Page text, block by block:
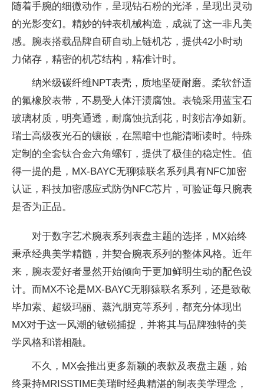
随着手腕的细微动作，呈现钻石粉的光泽，呈现出灵动
的光影变幻。精妙的钟表机械构造，成就了这一非凡美
感。腕表搭载品牌自研自动上链机芯，提供42小时动
力储存，精密的机芯结构，精准计时。
纳米级碳纤维NPT表壳，质地坚硬耐磨。柔软舒适
的氟橡胶表带，不易受人体汗渍腐蚀。表镜采用蓝宝石
玻璃材质，明亮通透，耐腐蚀抗刮花，时刻洁净如新。
瑞士高级夜光石的镶嵌，在黑暗中也能清晰读时。特殊
定制的全套钛合金六角螺钉，提供了极佳的稳定性。值
得一提的是，MX-BAYC无聊猿联名系列具有NFC加密
认证，科技加密感应式防伪NFC芯片，可验证每只腕表
是否为正品。
对于数字艺术腕表系列表盘主题的选择，MX始终
秉承经典美学精髓，并契合腕表系列的整体风格。近年
来，腕表爱好者显然开始倾向于更加鲜明生动的配色设
计。而MX不论是MX-BAYC无聊猿联名系列，还是致敬
毕加索、超级玛丽、蒸汽朋克等系列，都充分体现出
MX对于这一风潮的敏锐捕捉，并将其与品牌独特的美
学风格和谐相融。
不久，MX会推出更多新颖的表款及表盘主题，始
终秉持MRISSTIME美瑞时经典精湛的制表美学理念，